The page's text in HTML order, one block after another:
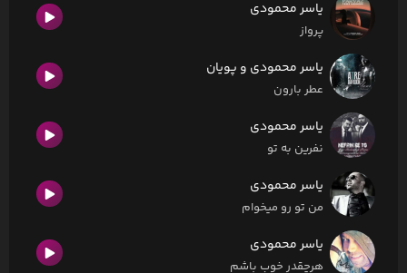
یاسر محمودی
پرواز
یاسر محمودی و پویان
عطر بارون
یاسر محمودی
نفرین به تو
یاسر محمودی
من تو رو میخوام
یاسر محمودی
هرچقدر خوب باشم